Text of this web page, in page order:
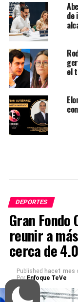
de
el
DEPORTES
Gran
reunir a
cerca de
Published hace1 mes
Por Enfoque TeVe